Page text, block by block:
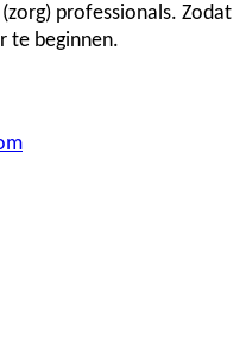
professionals. Zodat
te beginnen.